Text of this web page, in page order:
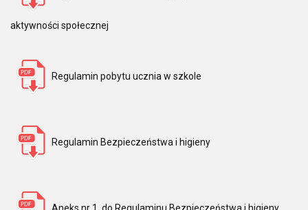
aktywności społecznej
Regulamin pobytu ucznia w szkole
Regulamin Bezpieczeństwa i higieny
Aneks nr 1 do Regulaminu Bezpieczeństwa i higieny